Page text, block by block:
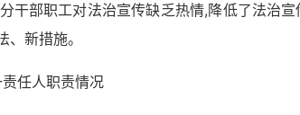
干部职工对法治宣传缺乏热情,降低了法治
新措施。
任人职责情况